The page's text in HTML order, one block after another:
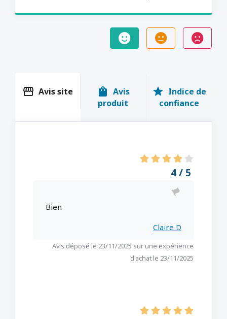
storefront Avis site shopping_bag Avis
produit
star Indice de
confiance
4 / 5
Bien
Claire D
Avis déposé le 23/11/2025 sur une expérience
d'achat le 23/11/2025